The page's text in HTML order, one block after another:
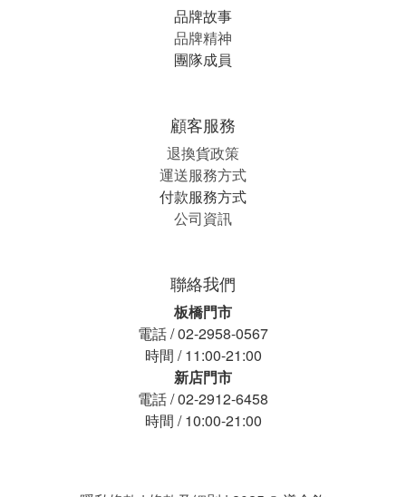
品牌故事
品牌精神
團隊成員
顧客服務
退換貨政策
運送服務方式
付款服務方式
公司資訊
聯絡我們
板橋門市
電話 / 02-2958-0567
時間 / 11:00-21:00
新店門市
電話 / 02-2912-6458
時間 / 10:00-21:00